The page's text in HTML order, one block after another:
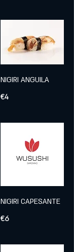
NIGIRI ANGUILA
€4
NIGIRI CAPESANTE
€6